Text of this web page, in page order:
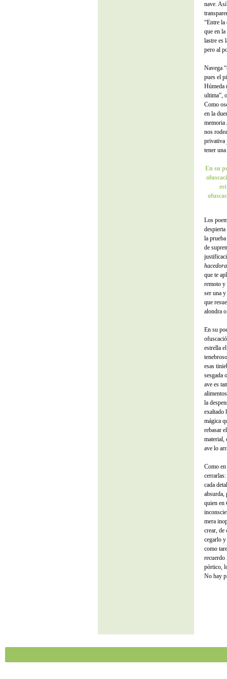
nave.
“Entre la
que en
lastre es
pero al
Navega
pues el
Húmeda
ultima”,
Como
en la
memoria
nos
privativa
tener
En su
Los
la
de
hacedora
que te
remoto y
ser una
que
alondra
En su
estrella
esas
sesgada
ave es
la
exaltado
mágica
rebasar
material,
ave lo
Como
cada
absurda,
quien en
mera
crear, de
cegarlo
como
recuerdo
pórtico,
No hay